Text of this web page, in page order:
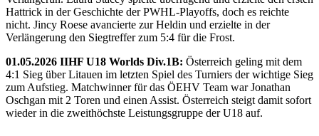
Hattrick in der Geschichte der PWHL-Playoffs, doch es reichte
nicht. Jincy Roese avancierte zur Heldin und erzielte in der
Verlängerung den Siegtreffer zum 5:4 für die Frost.
01.05.2026 IIHF U18 Worlds Div.1B: Österreich geling mit dem
4:1 Sieg über Litauen im letzten Spiel des Turniers der wichtige Sieg
zum Aufstieg. Matchwinner für das ÖEHV Team war Jonathan
Oschgan mit 2 Toren und einen Assist. Österreich steigt damit sofort
wieder in die zweithöchste Leistungsgruppe der U18 auf.